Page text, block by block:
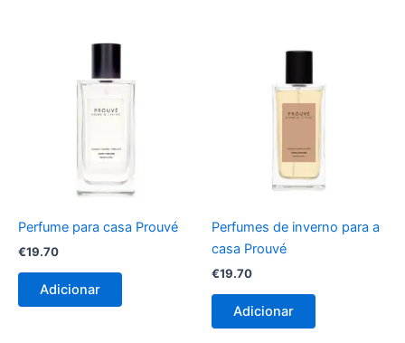
Perfume para casa Prouvé
€19.70
Adicionar
Perfumes de inverno para a
casa Prouvé
€19.70
Adicionar